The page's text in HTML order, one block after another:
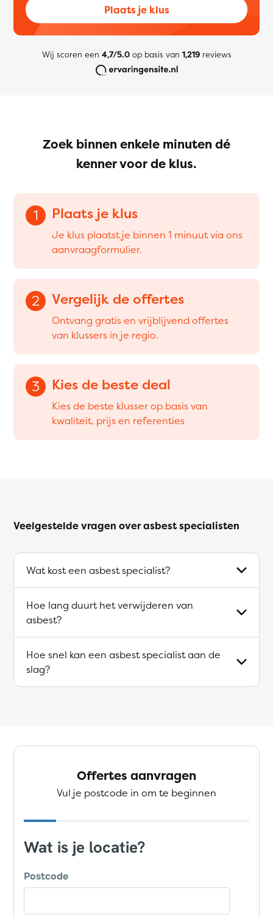
Plaats je klus
Wij scoren een 4,7/5.0op basis van 1,219reviews
Zoek binnen enkele minuten dé
kenner voor de klus.
1 Plaats je klus
Je klus plaatst je binnen 1 minuut via ons
aanvraagformulier.
2 Vergelijk de offertes
Ontvang gratis en vrijblijvend offertes
van klussers in je regio.
3 Kies de beste deal
Kies de beste klusser op basis van
kwaliteit, prijs en referenties
Veelgestelde vragen over asbest specialisten
Wat kost een asbest specialist?
Hoe lang duurt het verwijderen van
asbest?
Hoe snel kan een asbest specialist aan de
slag?
Offertes aanvragen
Vul je postcode in om te beginnen